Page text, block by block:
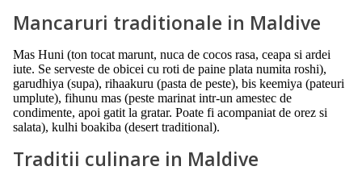
Mancaruri traditionale in Maldive
Mas Huni (ton tocat marunt, nuca de cocos rasa, ceapa si ardei
iute. Se serveste de obicei cu roti de paine plata numita roshi),
garudhiya (supa), rihaakuru (pasta de peste), bis keemiya (pateuri
umplute), fihunu mas (peste marinat intr-un amestec de
condimente, apoi gatit la gratar. Poate fi acompaniat de orez si
salata), kulhi boakiba (desert traditional).
Traditii culinare in Maldive